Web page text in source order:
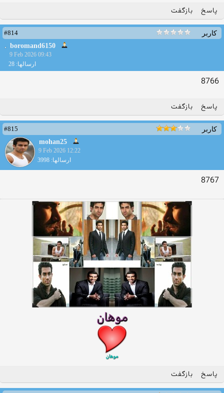
پاسخ بازگفت
کاربر
#814
boromand6150
9 Feb 2026 09:43
ارسالها: 28
8766
پاسخ بازگفت
کاربر
#815
mohan25
9 Feb 2026 12:22
ارسالها: 3998
8767
پاسخ بازگفت